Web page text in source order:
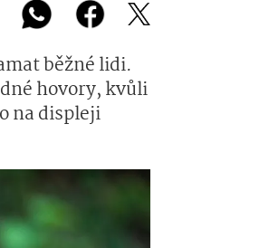
běžné lidi.
hovory, kvůli
na displeji